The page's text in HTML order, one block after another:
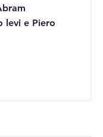
levi e Piero